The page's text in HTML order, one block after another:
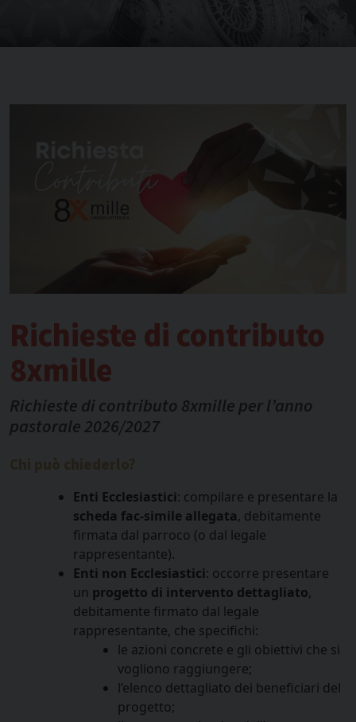
Richieste di contributo
8xmille
Richieste di contributo 8xmille per l’anno
pastorale 2026/2027
Enti Ecclesiastici: compilare e presentare la
scheda fac-simile allegata, debitamente
firmata dal parroco (o dal legale
rappresentante).
Enti non Ecclesiastici: occorre presentare
un progetto di intervento dettagliato,
debitamente firmato dal legale
rappresentante, che specifichi:
le azioni concrete e gli obiettivi che si
vogliono raggiungere;
l’elenco dettagliato dei beneficiari del
progetto;